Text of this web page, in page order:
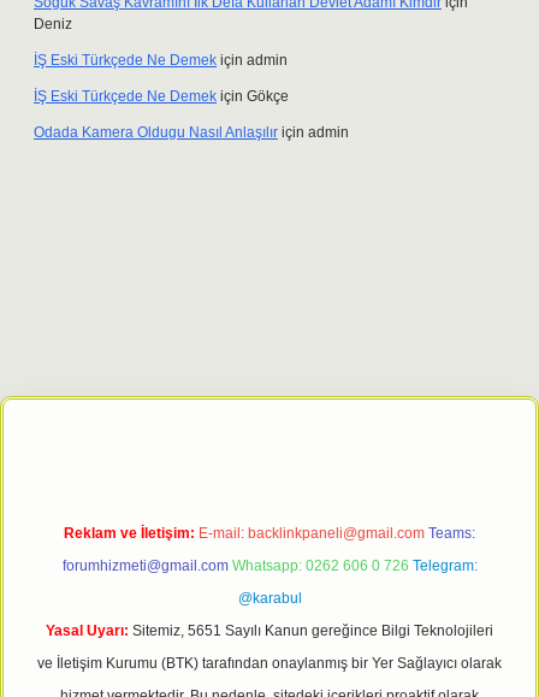
Deniz
İŞ Eski Türkçede Ne Demek için admin
İŞ Eski Türkçede Ne Demek için Gökçe
Odada Kamera Oldugu Nasıl Anlaşılır için admin
giriş adresitulipbett.net
Reklam ve İletişim: E-mail: backlinkpaneli@gmail.com Teams:
forumhizmeti@gmail.com Whatsapp: 0262 606 0 726 Telegram:
@karabul
Yasal Uyarı: Sitemiz, 5651 Sayılı Kanun gereğince Bilgi Teknolojileri
ve İletişim Kurumu (BTK) tarafından onaylanmış bir Yer Sağlayıcı olarak